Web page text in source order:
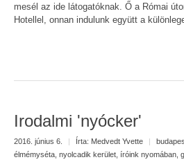
mesél az ide látogatóknak. Ő a Római
Hotellel, onnan indulunk együtt a
Irodalmi 'nyócker'
2016. június 6. | Írta: Medvedt Yvette |
élmémyséta nyolcadik kerület íróink nyomában